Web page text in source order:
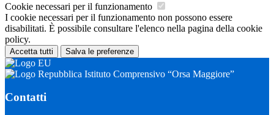
Cookie necessari per il funzionamento
I cookie necessari per il funzionamento non possono essere
disabilitati. È possibile consultare l'elenco nella pagina della cookie
policy.
Accetta tutti Salva le preferenze
Istituto Comprensivo “Orsa Maggiore”
Contatti